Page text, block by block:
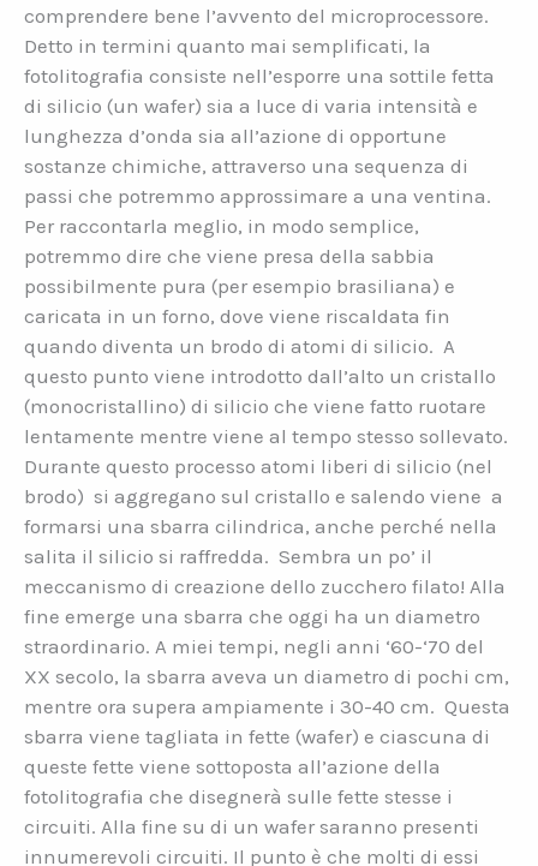
comprendere bene l’avvento del microprocessore.
Detto in termini quanto mai semplificati, la
fotolitografia consiste nell’esporre una sottile fetta
di silicio (un wafer) sia a luce di varia intensità e
lunghezza d’onda sia all’azione di opportune
sostanze chimiche, attraverso una sequenza di
passi che potremmo approssimare a una ventina.
Per raccontarla meglio, in modo semplice,
potremmo dire che viene presa della sabbia
possibilmente pura (per esempio brasiliana) e
caricata in un forno, dove viene riscaldata fin
quando diventa un brodo di atomi di silicio. A
questo punto viene introdotto dall’alto un cristallo
(monocristallino) di silicio che viene fatto ruotare
lentamente mentre viene al tempo stesso sollevato.
Durante questo processo atomi liberi di silicio (nel
brodo) si aggregano sul cristallo e salendo viene a
formarsi una sbarra cilindrica, anche perché nella
salita il silicio si raffredda. Sembra un po’ il
meccanismo di creazione dello zucchero filato! Alla
fine emerge una sbarra che oggi ha un diametro
straordinario. A miei tempi, negli anni ‘60-‘70 del
XX secolo, la sbarra aveva un diametro di pochi cm,
mentre ora supera ampiamente i 30-40 cm. Questa
sbarra viene tagliata in fette (wafer) e ciascuna di
queste fette viene sottoposta all’azione della
fotolitografia che disegnerà sulle fette stesse i
circuiti. Alla fine su di un wafer saranno presenti
innumerevoli circuiti. Il punto è che molti di essi